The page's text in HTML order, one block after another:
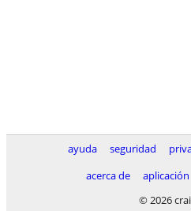
ayuda seguridad
acerca de
aplicación
© 2026